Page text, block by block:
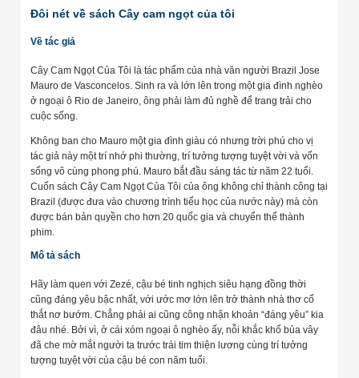
Đôi nét về sách Cây cam ngọt của tôi
Về tác giả
Cây Cam Ngọt Của Tôi là tác phẩm của nhà văn người Brazil Jose
Mauro de Vasconcelos. Sinh ra và lớn lên trong một gia đình nghèo
ở ngoại ô Rio de Janeiro, ông phải làm đủ nghề để trang trải cho
cuộc sống.
Không ban cho Mauro một gia đình giàu có nhưng trời phú cho vị
tác giả này một trí nhớ phi thường, trí tưởng tượng tuyệt vời và vốn
sống vô cùng phong phú. Mauro bắt đầu sáng tác từ năm 22 tuổi.
Cuốn sách Cây Cam Ngọt Của Tôi của ông không chỉ thành công tại
Brazil (được đưa vào chương trình tiểu học của nước này) mà còn
được bán bản quyền cho hơn 20 quốc gia và chuyển thể thành
phim.
Mô tả sách
Hãy làm quen với Zezé, cậu bé tinh nghịch siêu hạng đồng thời
cũng đáng yêu bậc nhất, với ước mơ lớn lên trở thành nhà thơ cổ
thắt nơ bướm. Chẳng phải ai cũng công nhận khoản “đáng yêu” kia
đâu nhé. Bởi vì, ở cái xóm ngoại ô nghèo ấy, nỗi khắc khổ bủa vây
đã che mờ mắt người ta trước trái tim thiện lương cùng trí tưởng
tượng tuyệt vời của cậu bé con năm tuổi.